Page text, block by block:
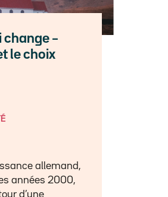
change –
le choix
allemand,
années 2000,
d’une